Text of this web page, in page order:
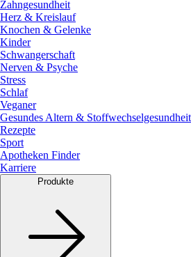
Zahngesundheit
Herz & Kreislauf
Knochen & Gelenke
Kinder
Schwangerschaft
Nerven & Psyche
Stress
Schlaf
Veganer
Gesundes Altern & Stoffwechselgesundheit
Rezepte
Sport
Apotheken Finder
Karriere
Produkte